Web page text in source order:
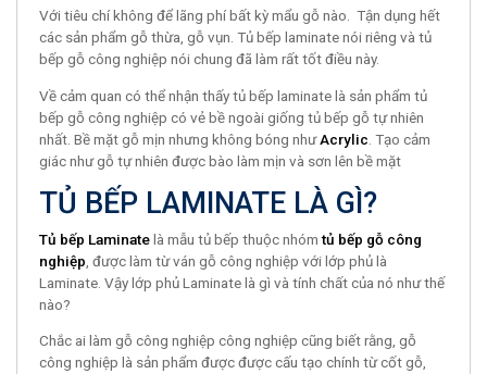
Với tiêu chí không để lãng phí bất kỳ mẩu gỗ nào. Tận dụng hết
các sản phẩm gỗ thừa, gỗ vụn. Tủ bếp laminate nói riêng và tủ
bếp gỗ công nghiệp nói chung đã làm rất tốt điều này.
Về cảm quan có thể nhận thấy tủ bếp laminate là sản phẩm tủ
bếp gỗ công nghiệp có vẻ bề ngoài giống tủ bếp gỗ tự nhiên
nhất. Bề mặt gỗ mịn nhưng không bóng nhưAcrylic . Tạo cảm
giác như gỗ tự nhiên được bào làm mịn và sơn lên bề mặt
TỦ BẾP LAMINATE LÀ GÌ?
Tủ bếp Laminatelà mẫu tủ bếp thuộc nhómtủ bếp gỗ công
nghiệp , được làm từ ván gỗ công nghiệp với lớp phủ là
Laminate. Vậy lớp phủ Laminate là gì và tính chất của nó như thế
nào?
Chắc ai làm gỗ công nghiệp công nghiệp cũng biết rằng, gỗ
công nghiệp là sản phẩm được được cấu tạo chính từ cốt gỗ,